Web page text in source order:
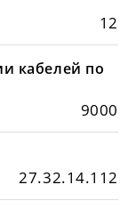
12
кабелей по
9000
27.32.14.112